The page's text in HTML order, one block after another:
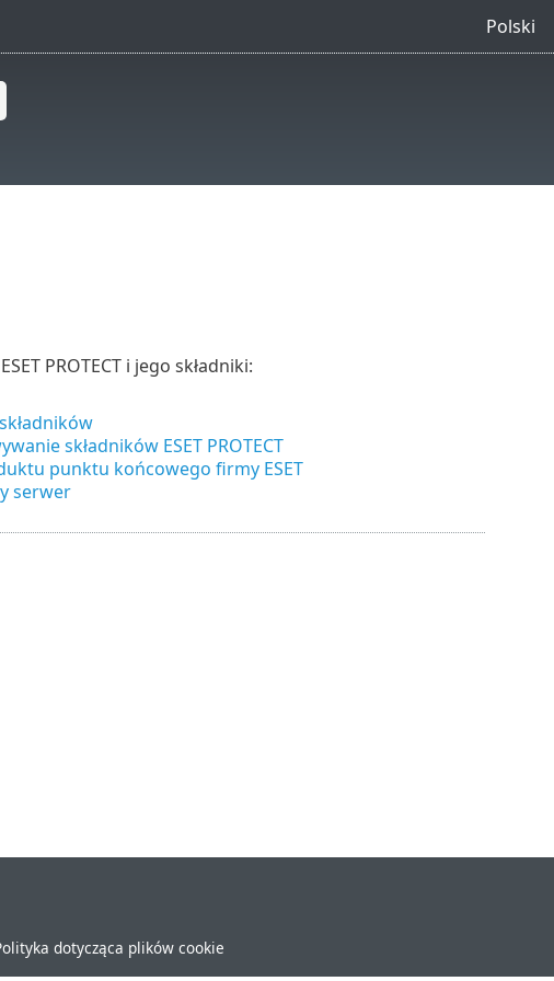
Polski
PROTECT i jego składniki:
składników ESET PROTECT
punktu końcowego firmy ESET
serwer
dotycząca plików cookie